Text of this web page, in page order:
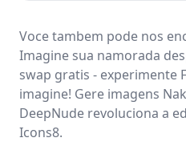
Voce tambem pode nos
Imagine sua namorada
swap gratis - experimente
imagine! Gere imagens
DeepNude revoluciona a
Icons8.